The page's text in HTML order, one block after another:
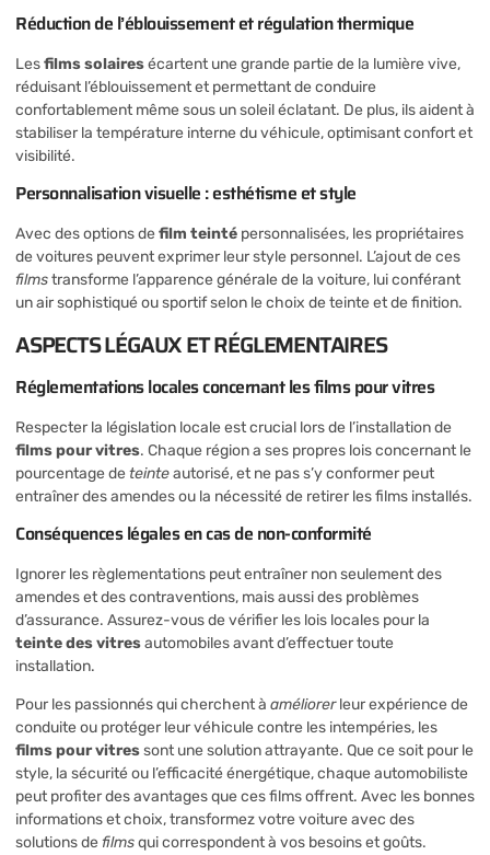
Réduction de l’éblouissement et régulation thermique
Lesfilms solairesécartent une grande partie de la lumière vive,
réduisant l’éblouissement et permettant de conduire
confortablement même sous un soleil éclatant. De plus, ils aident à
stabiliser la température interne du véhicule, optimisant confort et
visibilité.
Personnalisation visuelle : esthétisme et style
Avec des options defilm teinté personnalisées, les propriétaires
de voitures peuvent exprimer leur style personnel. L’ajout de ces
filmstransforme l’apparence générale de la voiture, lui conférant
un air sophistiqué ou sportif selon le choix de teinte et de finition.
ASPECTS LÉGAUX ET RÉGLEMENTAIRES
Réglementations locales concernant les films pour vitres
Respecter la législation locale est crucial lors de l’installation de
films pour vitres. Chaque région a ses propres lois concernant le
pourcentage deteinteautorisé, et ne pas s’y conformer peut
entraîner des amendes ou la nécessité de retirer les films installés.
Conséquences légales en cas de non-conformité
Ignorer les règlementations peut entraîner non seulement des
amendes et des contraventions, mais aussi des problèmes
d’assurance. Assurez-vous de vérifier les lois locales pour la
teinte des vitresautomobiles avant d’effectuer toute
installation.
Pour les passionnés qui cherchent à améliorerleur expérience de
conduite ou protéger leur véhicule contre les intempéries, les
films pour vitressont une solution attrayante. Que ce soit pour le
style, la sécurité ou l’efficacité énergétique, chaque automobiliste
peut profiter des avantages que ces films offrent. Avec les bonnes
informations et choix, transformez votre voiture avec des
solutions defilmsqui correspondent à vos besoins et goûts.